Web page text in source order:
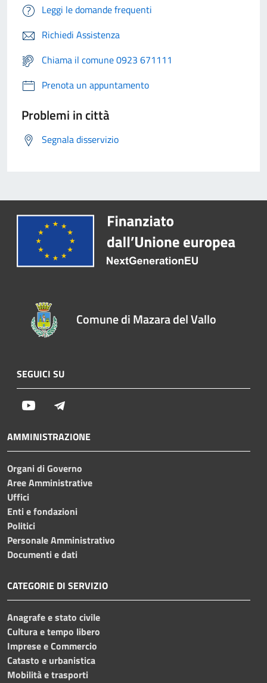
Leggi le domande frequenti
Richiedi Assistenza
Chiama il comune 0923 671111
Prenota un appuntamento
Problemi in città
Segnala disservizio
Comune di Mazara del Vallo
SEGUICI SU
Youtube
AMMINISTRAZIONE
Organi di Governo
Aree Amministrative
Uffici
Enti e fondazioni
Politici
Personale Amministrativo
Documenti e dati
CATEGORIE DI SERVIZIO
Anagrafe e stato civile
Cultura e tempo libero
Imprese e Commercio
Catasto e urbanistica
Mobilità e trasporti